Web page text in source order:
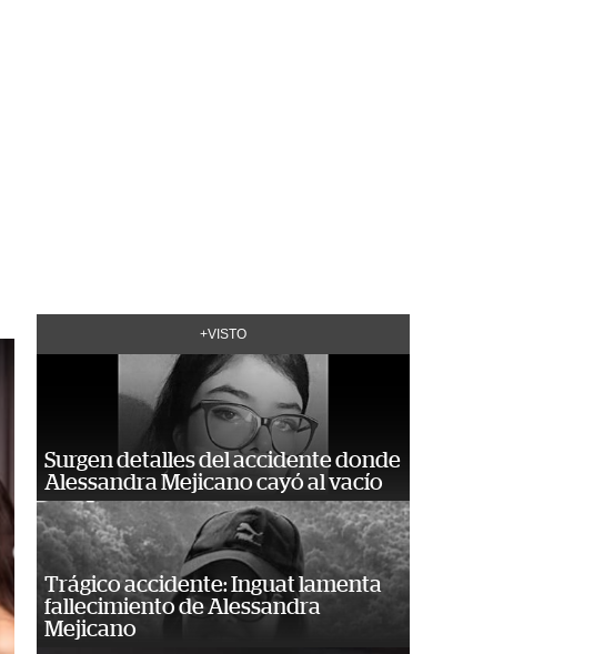
+VISTO
Surgen detalles del accidente donde
Alessandra Mejicano cayó al vacío
Trágico accidente: Inguat lamenta
fallecimiento de Alessandra
Mejicano